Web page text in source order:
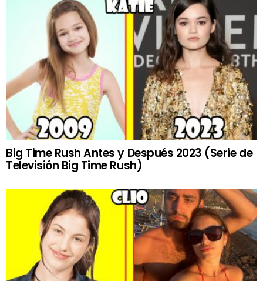
Big Time Rush Antes y Después 2023 (Serie de
Televisión Big Time Rush)